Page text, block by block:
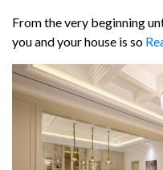
From the very beginning
you and your house is so